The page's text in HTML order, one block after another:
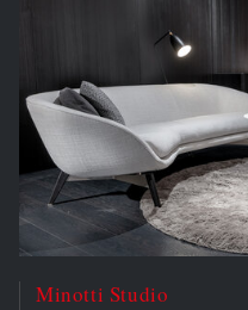
Minotti Studio